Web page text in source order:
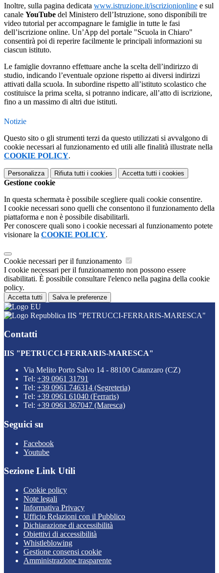
Inoltre, sulla pagina dedicata www.istruzione.it/iscrizionionline e sul
canale YouTube del Ministero dell’Istruzione, sono disponibili tre
video tutorial per accompagnare le famiglie in tutte le fasi
dell’iscrizione online. Un’App del portale "Scuola in Chiaro"
consentirà poi di reperire facilmente le principali informazioni su
ciascun istituto.
Le famiglie dovranno effettuare anche la scelta dell’indirizzo di
studio, indicando l’eventuale opzione rispetto ai diversi indirizzi
attivati dalla scuola. In subordine rispetto all’istituto scolastico che
costituisce la prima scelta, si potranno indicare, all’atto di iscrizione,
fino a un massimo di altri due istituti.
Notizie
Questo sito o gli strumenti terzi da questo utilizzati si avvalgono di
cookie necessari al funzionamento ed utili alle finalità illustrate nella
COOKIE POLICY.
Personalizza Rifiuta tutti i cookies Accetta tutti i cookies
Gestione cookie
In questa schermata è possibile scegliere quali cookie consentire.
I cookie necessari sono quelli che consentono il funzionamento della
piattaforma e non è possibile disabilitarli.
Per conoscere quali sono i cookie necessari al funzionamento potete
visionare la COOKIE POLICY.
Cookie necessari per il funzionamento
I cookie necessari per il funzionamento non possono essere
disabilitati. È possibile consultare l'elenco nella pagina della cookie
policy.
Accetta tutti Salva le preferenze
IIS "PETRUCCI-FERRARIS-MARESCA"
Contatti
IIS "PETRUCCI-FERRARIS-MARESCA"
Via Melito Porto Salvo 14 - 88100 Catanzaro (CZ)
Tel: +39 0961 31791
Tel: +39 0961 746314 (Segreteria)
Tel: +39 0961 61040 (Ferraris)
Tel: +39 0961 367047 (Maresca)
Seguici su
Facebook
Youtube
Sezione Link Utili
Cookie policy
Note legali
Informativa Privacy
Ufficio Relazioni con il Pubblico
Dichiarazione di accessibilità
Obiettivi di accessibilità
Whistleblowing
Gestione consensi cookie
Amministrazione trasparente